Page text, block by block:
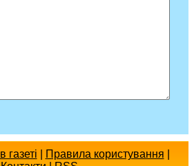
в газеті Правила користування